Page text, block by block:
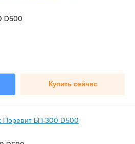
D500
Купить сейчас